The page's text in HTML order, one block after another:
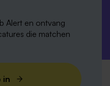
Sitemap
Alert en ontvang
die matchen
in